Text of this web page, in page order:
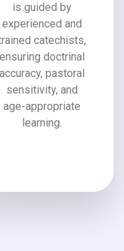
is guided by
experienced and
catechists,
ensuring doctrinal
accuracy, pastoral
sensitivity, and
age-appropriate
learning.